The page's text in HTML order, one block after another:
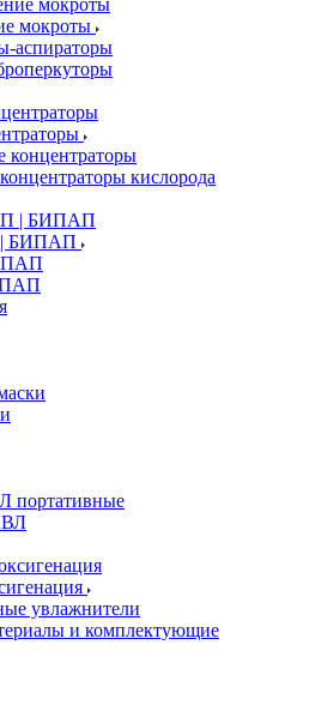
мокроты
аспираторы
концентраторы
кислорода
БИПАП
портативные
увлажнители
и комплектующие